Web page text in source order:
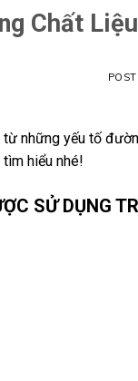
Chất
những yếu tố
hiểu nhé!
SỬ DỤNG